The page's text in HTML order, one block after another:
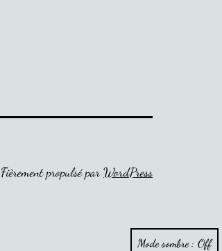
Fièrement propulsé parWordPress
Mode sombre :